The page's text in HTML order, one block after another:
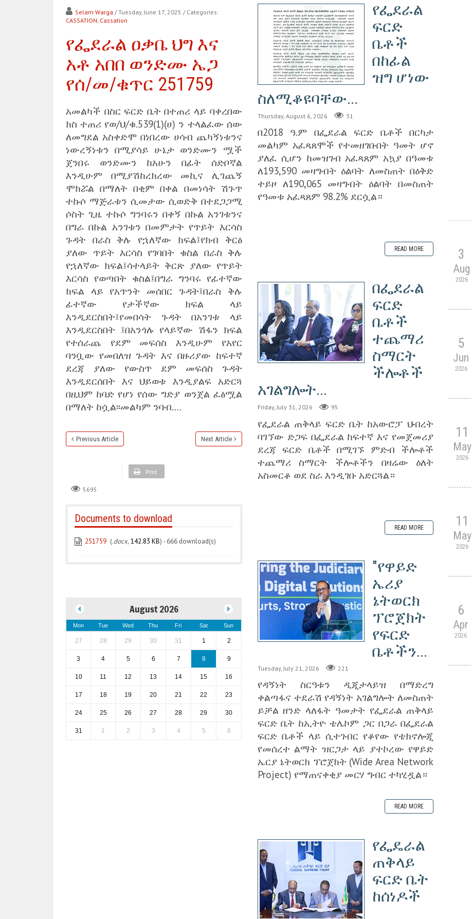
Selam Warga / Tuesday, June 17, 2025 / Categories:
CASSATION, Cassation
የፌደራል ዐቃቤ ህግ እና
አቶ አበበ ወንድሙ ኤጋ
የሰ/መ/ቁጥር 251759
አመልካች በስር ፍርድ ቤት በተጠሪ ላይ ባቀረበው
ክስ ተጠሪ የወ/ህ/ቁ.539(1)(ሀ) ን ተላልፈው ሰው
ለመግደል አስቀድሞ በነበረው ሀሳብ ጨካኝነቱንና
ነውረኝነቱን በሚያሳይ ሁኔታ ወንድሙን ሟች
ጀንበሩ ወንድሙን ከአሁን በፊት ሰድቦኛል
እንዲሁም በሚያሽከረክረው መኪና ሊገጨኝ
ሞክሯል በማለት በቂም በቀል በመነሳት ሽጉጥ
ተኩሶ ማጅራቱን ሲመታው ሲወድቅ በተደጋጋሚ
ሶስት ጊዜ ተኩሶ ግንባሩን በቀኝ በኩል አንገቱንና
በግራ በኩል አንገቱን በመምታት የጥይት እርሳስ
ጉዳት በራስ ቅሉ የኋለኛው ክፍል፤የክብ ቅርፅ
ያለው ጥይት እርሳስ የገባበት ቁስል በራስ ቅሉ
የኋለኛው ክፍል፤ሳተላይት ቅርጽ ያለው የጥይት
እርሳስ የወጣበት ቁስል፤በግራ ግንባሩ የፊተኛው
ክፍል ላይ የአጥንት መሰበር ጉዳት፤በራስ ቅሉ
ፊተኛው የታችኛው ክፍል ላይ
እንዲደርስበት፤የመበሳት ጉዳት በአንገቱ ላይ
እንዲደርስበት ፤በአንጎሉ የላይኛው ሽፋን ክፍል
የተሰራጨ የደም መፍሰስ እንዲሁም የአየር
ባንቧው የመበለዝ ጉዳት እና በዙሪያው ከፍተኛ
ደረጃ ያለው የውስጥ ደም መፍሰስ ጉዳት
እንዲደርሰበት እና ህይወቱ እንዲያልፍ አድርጓ
በዚህም ከባድ የሆነ የሰው ግድያ ወንጀል ፈፅሟል
በማለት ከሷል፡፡መልካም ንባብ….
Previous Article Next Article
Print
5695
Documents to download
251759 (.docx,142.83 KB) - 666 download(s)
August 2026
Mon Tue Wed Thu Fri Sat Sun
27 28 29 30 31 1 2
3 4 5 6 7 8 9
10 11 12 13 14 15 16
17 18 19 20 21 22 23
24 25 26 27 28 29 30
31 1 2 3 4 5 6
የፌደራል
ፍርድ
ቤቶች
በከፊል
ዝግ ሆነው
ስለሚቆዩባቸው...
Thursday, August 6, 2026 31
በ2018 ዓ.ም በፌደራል ፍርድ ቤቶች በርካታ
መልካም አፈጻጸሞች የተመዘገቡበት ዓመት ሆኖ
ያለፈ ሲሆን ከመዝገብ አፈጻጸም አኳያ በዓመቱ
ለ193,590 መዛግብት ዕልባት ለመስጠት በዕቅድ
ተይዞ ለ190,065 መዛግብት ዕልባት በመስጠት
የዓመቱ አፈጻጸም 98.2% ደርሷል።
READ MORE
በፌደራል
ፍርድ
ቤቶች
ተጨማሪ
ስማርት
ችሎቶች
አገልግሎት...
Friday, July 31, 2026 95
የፌደራል ጠቅላይ ፍርድ ቤት ከአውሮፓ ህብረት
ባገኘው ድጋፍ በፌደራል ከፍተኛ እና የመጀመሪያ
ደረጃ ፍርድ ቤቶች በሚገኙ ምድብ ችሎቶች
ተጨማሪ ስማርት ችሎቶችን በዛሬው ዕለት
አስመርቆ ወደ ስራ እንዲገቡ አድርጓል።
READ MORE
"የዋይድ
ኤሪያ
ኔትወርክ
ፕሮጀክት
የፍርድ
ቤቶችን...
Tuesday, July 21, 2026 221
የዳኝነት ስርዓቱን ዲጂታላይዝ በማድረግ
ቀልጣፋና ተደራሽ የዳኝነት አገልግሎት ለመስጠት
ይቻል ዘንድ ላለፋት ዓመታት የፌደራል ጠቅላይ
ፍርድ ቤት ከኢትዮ ቴሌኮም ጋር በጋራ በፌደራል
ፍርድ ቤቶች ላይ ሲተገብር የቆየው የቴክኖሎጂ
የመሰረተ ልማት ዝርጋታ ላይ ያተኮረው የዋይድ
ኤርያ ኔትወርክ ፕሮጀክት (Wide Area Network
Project) የማጠናቀቂያ መርሃ ግብር ተካሂዷል።
READ MORE
የፌዴራል
ጠቅላይ
ፍርድ ቤት
ከሰነዶች
3
Aug
2026
5
Jun
2026
11
May
2026
11
May
2026
6
Apr
2026